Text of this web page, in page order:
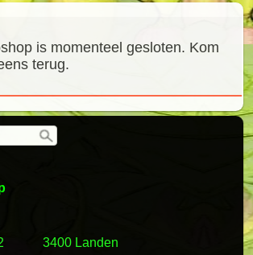
687308
42 3400 Landen
is momenteel gesloten. Kom
terug.